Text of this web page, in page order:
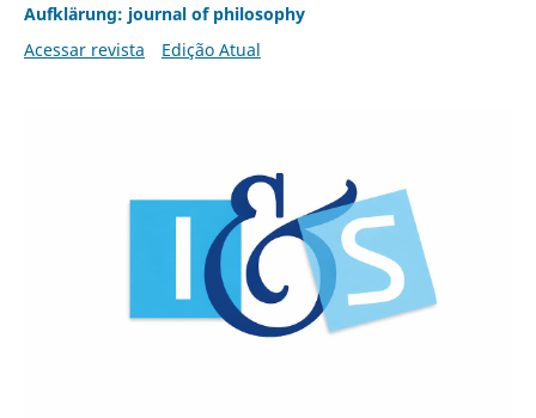
Aufklärung: journal of philosophy
Acessar revista
Edição Atual